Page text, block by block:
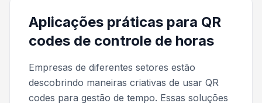
Aplicações práticas para QR
codes de controle de horas
Empresas de diferentes setores estão
descobrindo maneiras criativas de usar QR
codes para gestão de tempo. Essas soluções